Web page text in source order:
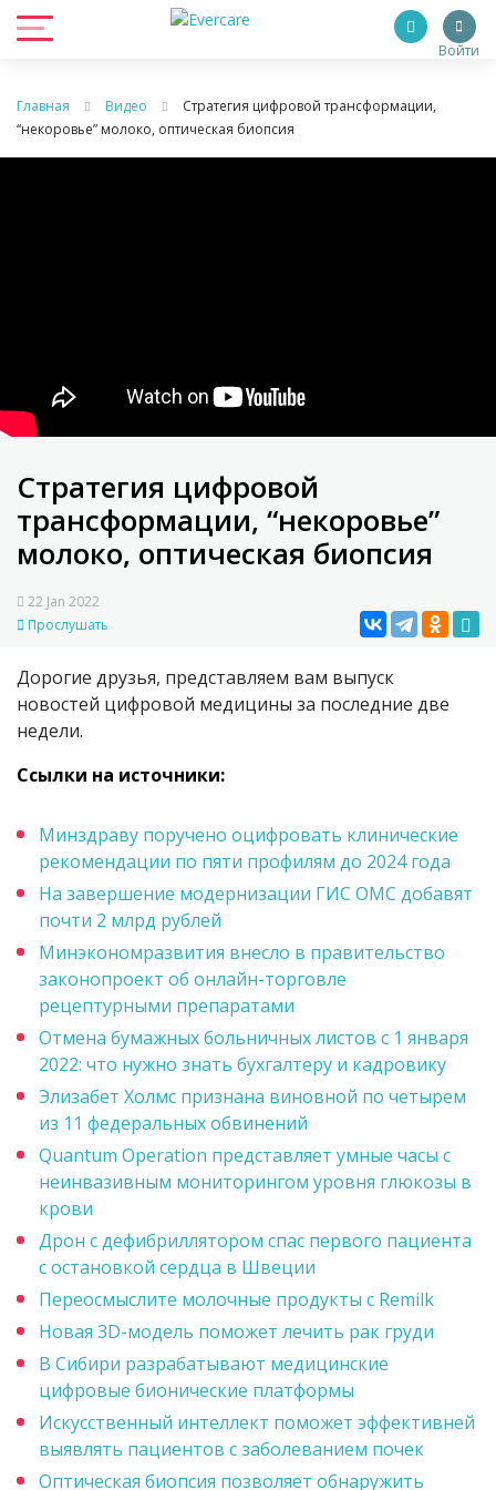
Войти
Главная Видео
Стратегия цифровой трансформации,
“некоровье” молоко, оптическая биопсия
Стратегия цифровой
трансформации, “некоровье”
молоко, оптическая биопсия
22 Jan 2022
Прослушать
Дорогие друзья, представляем вам выпуск
новостей цифровой медицины за последние две
недели.
Ссылки на источники:
Минздраву поручено оцифровать клинические
рекомендации по пяти профилям до 2024 года
На завершение модернизации ГИС ОМС добавят
почти 2 млрд рублей
Минэкономразвития внесло в правительство
законопроект об онлайн-торговле
рецептурными препаратами
Отмена бумажных больничных листов с 1 января
2022: что нужно знать бухгалтеру и кадровику
Элизабет Холмс признана виновной по четырем
из 11 федеральных обвинений
Quantum Operation представляет умные часы с
неинвазивным мониторингом уровня глюкозы в
крови
Дрон с дефибриллятором спас первого пациента
с остановкой сердца в Швеции
Переосмыслите молочные продукты с Remilk
Новая 3D-модель поможет лечить рак груди
В Сибири разрабатывают медицинские
цифровые бионические платформы
Искусственный интеллект поможет эффективней
выявлять пациентов с заболеванием почек
Оптическая биопсия позволяет обнаружить